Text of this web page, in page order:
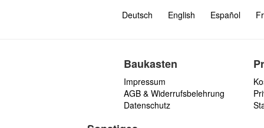
Deutsch English Español
Baukasten
Impressum
AGB & Widerrufsbelehrung
Datenschutz